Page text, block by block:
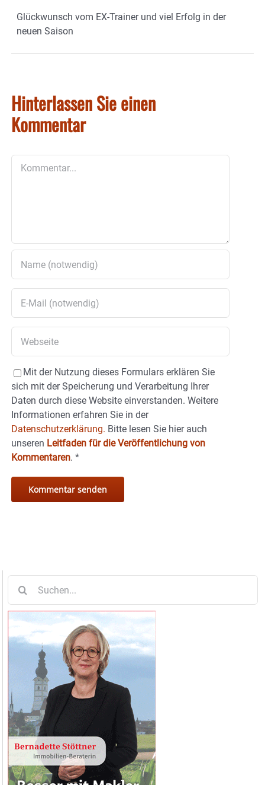
Glückwunsch vom EX-Trainer und viel Erfolg in der
neuen Saison
Hinterlassen Sie einen
Kommentar
Mit der Nutzung dieses Formulars erklären Sie
sich mit der Speicherung und Verarbeitung Ihrer
Daten durch diese Website einverstanden. Weitere
Informationen erfahren Sie in der
Datenschutzerklärung. Bitte lesen Sie hier auch
unseren Leitfaden für die Veröffentlichung von
Kommentaren. *
nach: